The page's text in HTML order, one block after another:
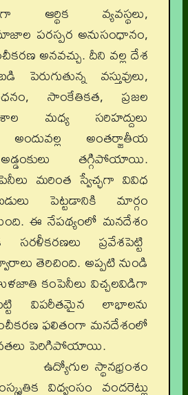
ఆర్థిక వ్యవస్థలు,
పరస్పర అనుసంధానం,
అనవచ్చు. దీని వల్ల దేశ
పెరుగుతున్న వస్తువులు,
సాంకేతికత, ప్రజల
మధ్య సరిహద్దులు
అంతర్జాతీయ
తగ్గిపోయాయి.
మరింత స్వేచ్ఛగా వివిధ
పెట్టడానికి మార్గం
ఈ నేపథ్యంలో మనదేశం
సరళీకరణలు ప్రవేశపెట్టి
తెరిచింది. అప్పటి నుండి
కంపెనీలు విచ్చలవిడిగా
పెట్టి విపరీతమైన లాభాలను
ఫలితంగా మనదేశంలో
పెరిగిపోయాయి.
స్థానభ్రంశం
విధ్వంసం వందరెట్లు